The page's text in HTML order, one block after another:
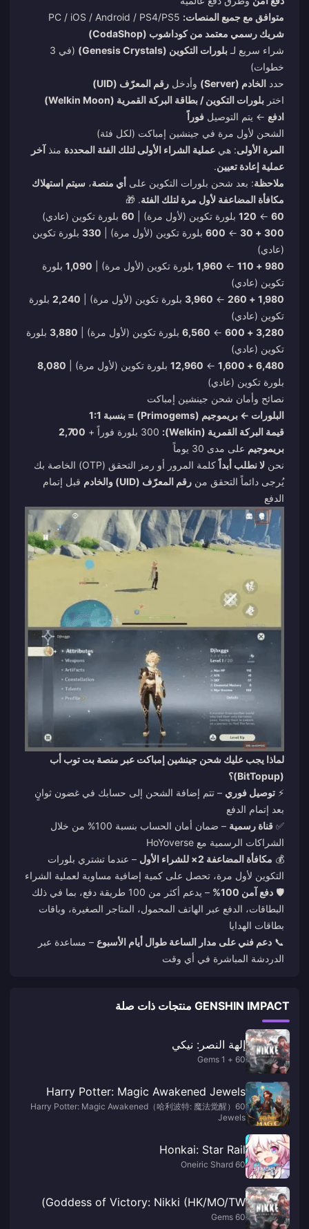
متوافق مع جميع المنصات:
شريك رسمي معتمد من كوداشوب (CodaShop)
شراء سريع لـ بلورات التكوين (Genesis Crystals)
(في 3
خطوات)
حدد الخادم (Server) وأدخل رقم المعرّف (UID)
اختر بلورات التكوين / بطاقة البركة القمرية (Welkin Moon)
ادفع ← يتم التوصيل فوراً
الشحن لأول مرة في جينشين إمباكت (لكل فئة)
المرة الأولى: هي عملية الشراء الأولى لتلك الفئة المحددة منذ آخر
عملية إعادة تعيين.
ملاحظة: بعد شحن بلورات التكوين على أي منصة، سيتم استهلاك
مكافأة المضاعفة لأول مرة لتلك الفئة. 🎁
60
←
120 بلورة تكوين (لأول مرة) | 60 بلورة تكوين (عادي)
300 + 30
←
600 بلورة تكوين (لأول مرة) | 330 بلورة تكوين
(عادي)
980 + 110
←
1,960 بلورة تكوين (لأول مرة) | 1,090 بلورة
تكوين (عادي)
1,980 + 260
←
3,960 بلورة تكوين (لأول مرة) | 2,240 بلورة
تكوين (عادي)
3,280 + 600
←
6,560 بلورة تكوين (لأول مرة) | 3,880 بلورة
تكوين (عادي)
6,480 + 1,600
←
12,960 بلورة تكوين (لأول مرة) | 8,080
بلورة تكوين (عادي)
نصائح وأمان شحن جينشين إمباكت
البلورات ← بريموجيم (Primogems) = بنسبة 1:1
قيمة البركة القمرية (Welkin):
2,700
بريموجيم على مدى 30 يوماً
نحن لا نطلب أبداًكلمة المرور أو رمز التحقق (OTP) الخاصة بك
يُرجى دائماً التحقق من رقم المعرّف (UID) والخادم
قبل إتمام
الدفع
لماذا يجب عليك شحن جينشين إمباكت عبر منصة بت توب أب
(BitTopup)؟
⚡ توصيل فوري – تتم إضافة الشحن إلى حسابك في غضون ثوانٍ
بعد إتمام الدفع
✅ قناة رسمية
– ضمان أمان الحساب بنسبة 100% من خلال
الشراكات الرسمية مع HoYoverse
💰 مكافأة المضاعفة 2× للشراء الأول
– عندما تشتري بلورات
التكوين لأول مرة، تحصل على كمية إضافية مساوية لعملية الشراء
🛡️ دفع آمن 100%
– يدعم أكثر من 100 طريقة دفع، بما في ذلك
البطاقات، الدفع عبر الهاتف المحمول، المتاجر الصغيرة، وباقات
بطاقات الهدايا
📞 دعم فني على مدار الساعة طوال أيام الأسبوع – مساعدة عبر
الدردشة المباشرة في أي وقت
GENSHIN IMPACT منتجات ذات صلة
إلهة النصر: نيكي
60 + 1 Gems
Harry Potter: Magic Awakened Jewels
Harry Potter: Magic Awakened（哈利波特: 魔法觉醒）60
Jewels
Honkai: Star Rail
60 Oneiric Shard
Goddess of Victory: Nikki (HK/MO/TW)
60 Gems